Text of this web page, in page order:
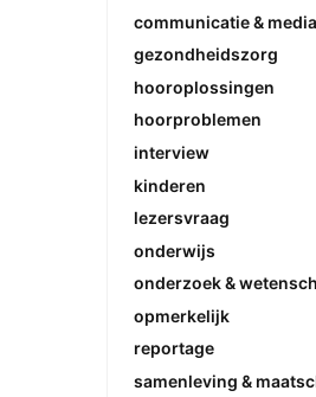
communicatie & media
gezondheidszorg
hooroplossingen
hoorproblemen
interview
kinderen
lezersvraag
onderwijs
onderzoek &
opmerkelijk
reportage
samenleving &